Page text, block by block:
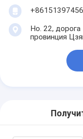
Но. 22, дорога
провинция